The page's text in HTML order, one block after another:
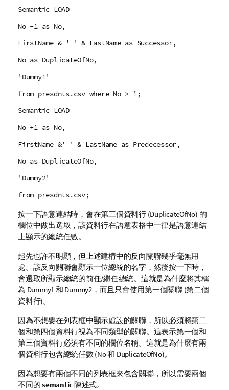
Semantic LOAD
No -1 as No,
FirstName & ' ' & LastName as Successor,
No as DuplicateOfNo,
'Dummy1'
from presdnts.csv where No > 1;
Semantic LOAD
No +1 as No,
FirstName &' ' & LastName as Predecessor,
No as DuplicateOfNo,
'Dummy2'
from presdnts.csv;
按一下語意連結時，會在第三個資料行 (DuplicateOfNo) 的
欄位中做出選取，該資料行在語意表格中一律是語意連結
上顯示的總統任數。
起先也許不明顯，但上述建構中的反向關聯幾乎毫無用
處。該反向關聯會顯示一位總統的名字，然後按一下時，
會選取所顯示總統的前任/繼任總統。這就是為什麼將其稱
為 Dummy1和 Dummy2，而且只會使用第一個關聯 (第二個
資料行)。
因為不想要在列表框中顯示虛設的關聯，所以必須將第二
個和第四個資料行視為不同類型的關聯。這表示第一個和
第三個資料行必須有不同的欄位名稱。這就是為什麼有兩
個資料行包含總統任數 (No和 DuplicateOfNo)。
因為想要有兩個不同的列表框來包含關聯，所以需要兩個
不同的semantic 陳述式。